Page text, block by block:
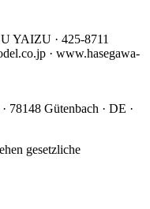
YAIZU · 425-8711
· www.hasegawa-
78148 Gütenbach · DE ·
gesetzliche